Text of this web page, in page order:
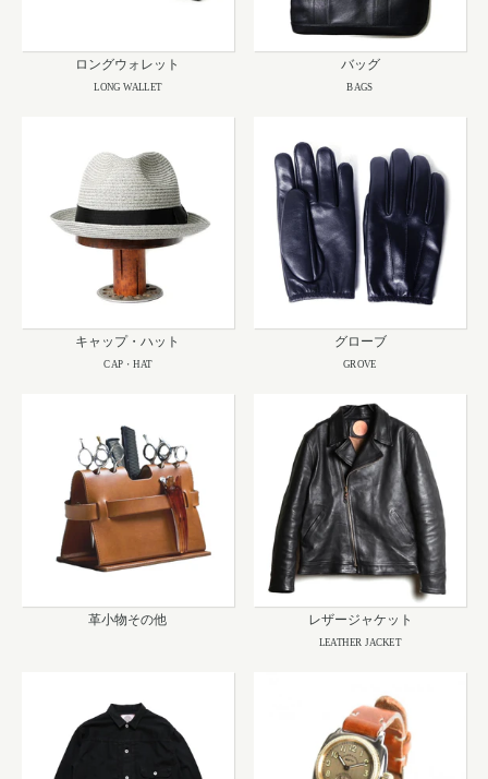
ロングウォレット
LONG WALLET
バッグ
BAGS
キャップ・ハット
CAP・HAT
グローブ
GROVE
革小物その他 レザージャケット
LEATHER JACKET